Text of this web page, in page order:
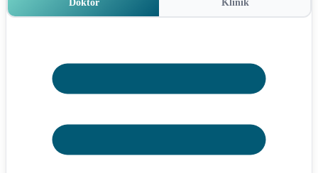
Doktor Klinik